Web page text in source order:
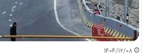
1404/12/08